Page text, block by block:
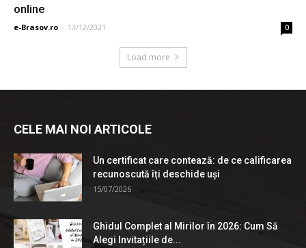
online
e-Brasov.ro - 13/12/2021 0
Load more
CELE MAI NOI ARTICOLE
Un certificat care contează: de ce calificarea
recunoscută îți deschide uși
15/07/2026
Ghidul Complet al Mirilor în 2026: Cum Să
Alegi Invitațiile de...